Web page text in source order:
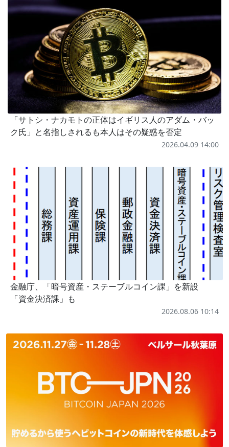
「サトシ・ナカモトの正体はイギリス人のアダム・バッ
ク氏」と名指しされるも本人はその疑惑を否定
2026.04.09 14:00
金融庁、「暗号資産・ステーブルコイン課」を新設
「資金決済課」も
2026.08.06 10:14